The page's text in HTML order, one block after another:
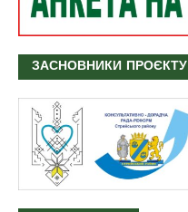
ЗАСНОВНИКИ ПРОЄКТУ